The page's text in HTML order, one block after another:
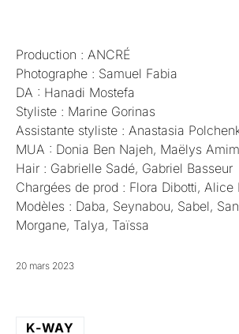
Production : ANCRÉ
Photographe : Samuel Fabia
DA : Hanadi Mostefa
Styliste : Marine Gorinas
Assistante styliste : Anastasia
MUA : Donia Ben Najeh, Maëlys
Hair : Gabrielle Sadé, Gabriel Basseur
Chargées de prod : Flora Dibotti, Alice
Modèles : Daba, Seynabou, Sabel,
Morgane, Talya, Taïssa
20 mars 2023
K-WAY